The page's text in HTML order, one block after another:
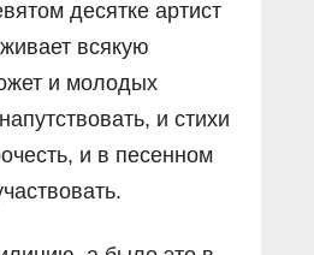
десятке артист
всякую
и молодых
и стихи
и в песенном